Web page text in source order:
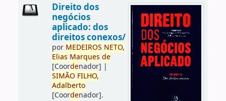
Direito dos
negócios
aplicado: dos
direitos conexos/
por MEDEIROS NETO,
Elias Marques de
[Coordenador] |
SIMÃO FILHO,
Adalberto
[Coordenador].